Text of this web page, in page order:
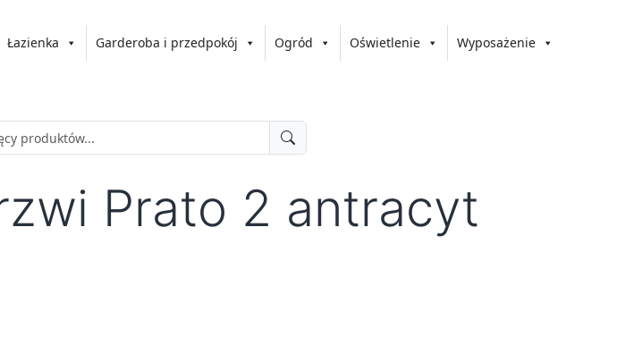
Łazienka Garderoba i przedpokój Ogród Oświetlenie Wyposażenie
Prato 2 antracyt